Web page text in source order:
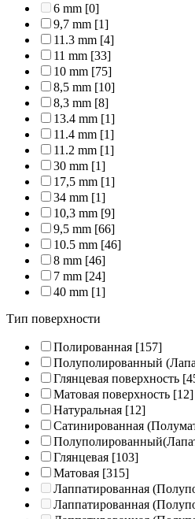
6 mm [0]
9,7 mm [1]
11.3 mm [4]
11 mm [33]
10 mm [75]
8,5 mm [10]
8,3 mm [8]
13.4 mm [1]
11.4 mm [1]
11.2 mm [1]
30 mm [1]
17,5 mm [1]
34 mm [1]
10,3 mm [9]
9,5 mm [66]
10.5 mm [46]
8 mm [46]
7 mm [24]
40 mm [1]
Тип поверхности
Полированная [157]
Полуполированный
Глянцевая поверхность
Матовая поверхность [12]
Натуральная [12]
Сатинированная
Глянцевая [103]
Матовая [315]
Лаппатированная
Лаппатированная